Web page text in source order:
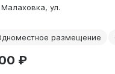
ул.
размещение
₽